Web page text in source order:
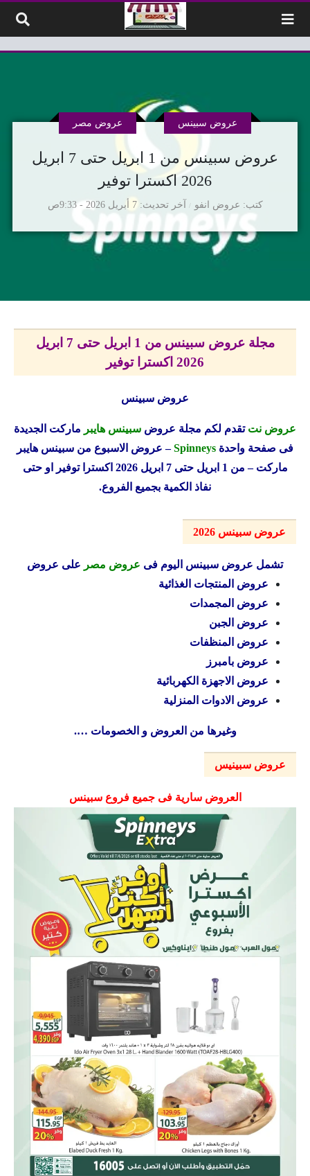
عروض سبينس من 1 ابريل حتى 7 ابريل
2026 اكسترا توفير
كتب عروض انفو
عروض سبينس عروض مصر
آخر تحديث 7 أبريل 2026 - 9:33ص
مجلة عروض سبينس من 1 ابريل حتى 7 ابريل
2026 اكسترا توفير
عروض سبينس
عروض نت تقدم لكم مجلة عروض سبينس هايبر ماركت الجديدة
فى صفحة واحدة Spinneys– عروض الاسبوع من سبينس هايبر
ماركت – من 1 ابريل حتى 7 ابريل 2026 اكسترا توفير ا
و حتى
نفاذ الكمية بجميع الفروع.
عروض سبينس 2026
تشمل عروض سبينس اليوم فى عروض مصر على عروض
عروض المنتجات الغذائية
عروض المجمدات
عروض الجبن
عروض المنظفات
عروض بامبرز
عروض الاجهزة الكهربائية
عروض الادوات المنزلية
وغيرها من العروض و الخصومات ….
عروض سبينيس
العروض سارية فى جميع فروع سبينس